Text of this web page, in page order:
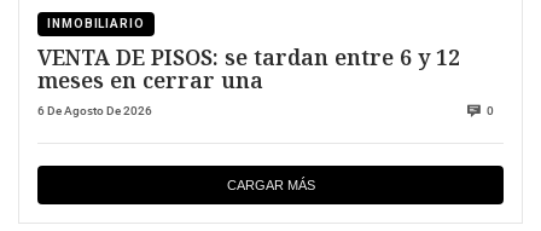
INMOBILIARIO
VENTA DE PISOS: se tardan entre 6 y 12
meses en cerrar una
6 De Agosto De 2026 0
CARGAR MÁS